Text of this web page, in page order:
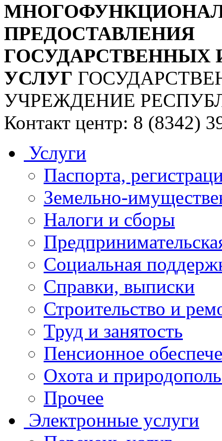
ПРЕДОСТАВЛЕНИЯ
УСЛУГ
УЧРЕЖДЕНИЕ
Контакт центр: 8 (8342)
Услуги
Паспорта,
Земельно-
Налоги и сборы
Социальная
Справки, выписки
Строительство и
Труд и занятость
Пенсионное
Охота и
Прочее
Электронные услуги